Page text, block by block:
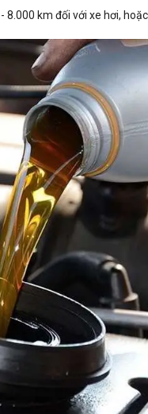
km đối với xe hơi,